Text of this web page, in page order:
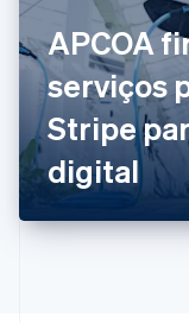
APCOA
serviços
Stripe
digital
Finlândia
EnglishSvenska
França
FrançaisEnglish
Gibraltar
English
Grécia
English
English